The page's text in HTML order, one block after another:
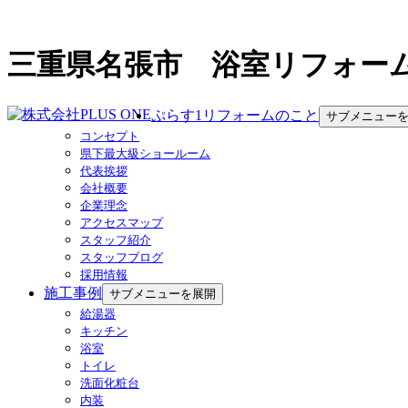
三重県名張市 浴室リフォー
ぷらす1リフォームのこと
サブメニュー
コンセプト
県下最大級ショールーム
代表挨拶
会社概要
企業理念
アクセスマップ
スタッフ紹介
スタッフブログ
採用情報
施工事例
サブメニューを展開
給湯器
キッチン
浴室
トイレ
洗面化粧台
内装